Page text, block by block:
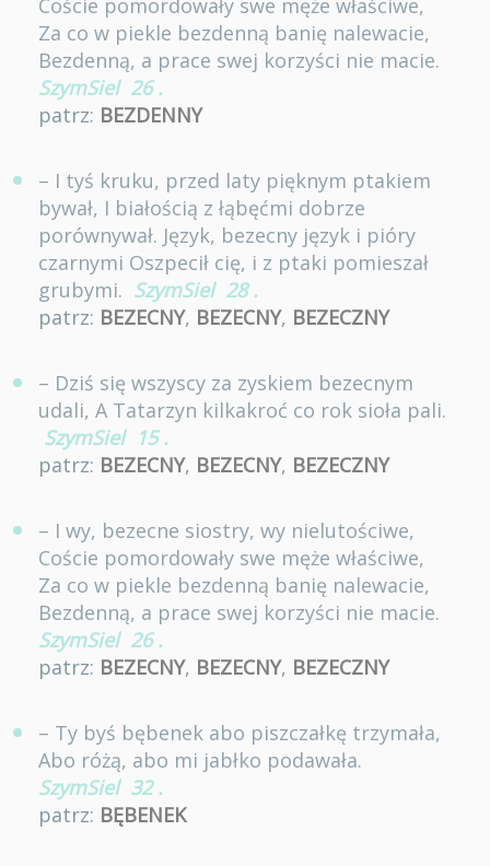
Coście pomordowały swe męże właściwe,
Za co w piekle bezdenną banię nalewacie,
Bezdenną, a prace swej korzyści nie macie.
SzymSiel 26 .
patrz: BEZDENNY
– I tyś kruku, przed laty pięknym ptakiem
bywał, I białością z łąbęćmi dobrze
porównywał. Język, bezecny język i pióry
czarnymi Oszpecił cię, i z ptaki pomieszał
grubymi. SzymSiel 28 .
patrz: BEZECNY, BEZECNY, BEZECZNY
– Dziś się wszyscy za zyskiem bezecnym
udali, A Tatarzyn kilkakroć co rok sioła pali.
SzymSiel 15 .
patrz: BEZECNY, BEZECNY, BEZECZNY
– I wy, bezecne siostry, wy nielutościwe,
Coście pomordowały swe męże właściwe,
Za co w piekle bezdenną banię nalewacie,
Bezdenną, a prace swej korzyści nie macie.
SzymSiel 26 .
patrz: BEZECNY, BEZECNY, BEZECZNY
– Ty byś bębenek abo piszczałkę trzymała,
Abo różą, abo mi jabłko podawała.
SzymSiel 32 .
patrz: BĘBENEK